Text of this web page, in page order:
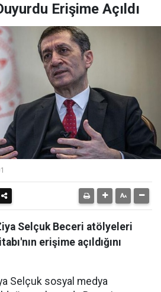
Erişime Açıldı
Selçuk Beceri atölyeleri
erişime açıldığını
Selçuk sosyal medya